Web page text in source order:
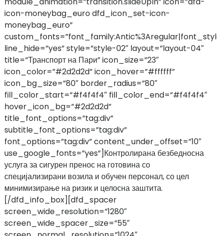
icon-moneybag_euro dfd_icon_set-icon-
moneybag_euro”
line_hide=”yes” style=”style-02″ layout=”layout-04″
title=”Транспорт на Пари” icon_size=”23″
icon_color=”#2d2d2d” icon_hover=”#ffffff”
icon_bg_size=”80″ border_radius=”80″
fill_color_start=”#f4f4f4″ fill_color_end=”#f4f4f4″
hover_icon_bg=”#2d2d2d”
title_font_options=”tag:div”
subtitle_font_options=”tag:div”
font_options=”tag:div” content_under_offset=”10″
use_google_fonts=”yes”]Контролирана безбедносна
услуга за сигурен пренос на готовина со
специјализирани возила и обучен персонал, со цел
минимизирање на ризик и целосна заштита.
[/dfd_info_box][dfd_spacer
screen_wide_resolution=”1280″
screen_wide_spacer_size=”55″